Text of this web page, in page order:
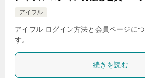
アイフル
アイフル ログイン方法と会員ページに
す。
続きを読む